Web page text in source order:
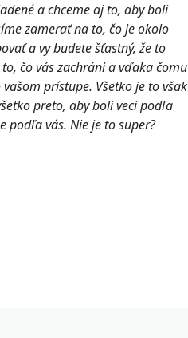
a chceme aj to, aby boli
zamerať na to, čo je okolo
a vy budete šťastný, že to
čo vás zachráni a vďaka čomu
prístupe. Všetko je to však
preto, aby boli veci podľa
podľa vás. Nie je to super?